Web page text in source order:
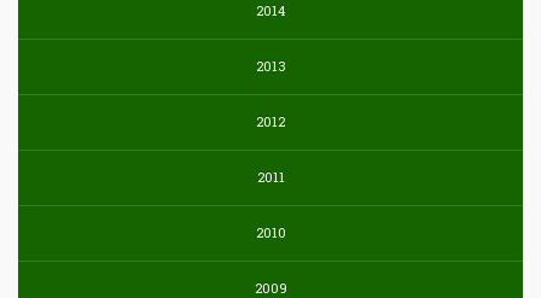
2014
2013
2012
2011
2010
2009